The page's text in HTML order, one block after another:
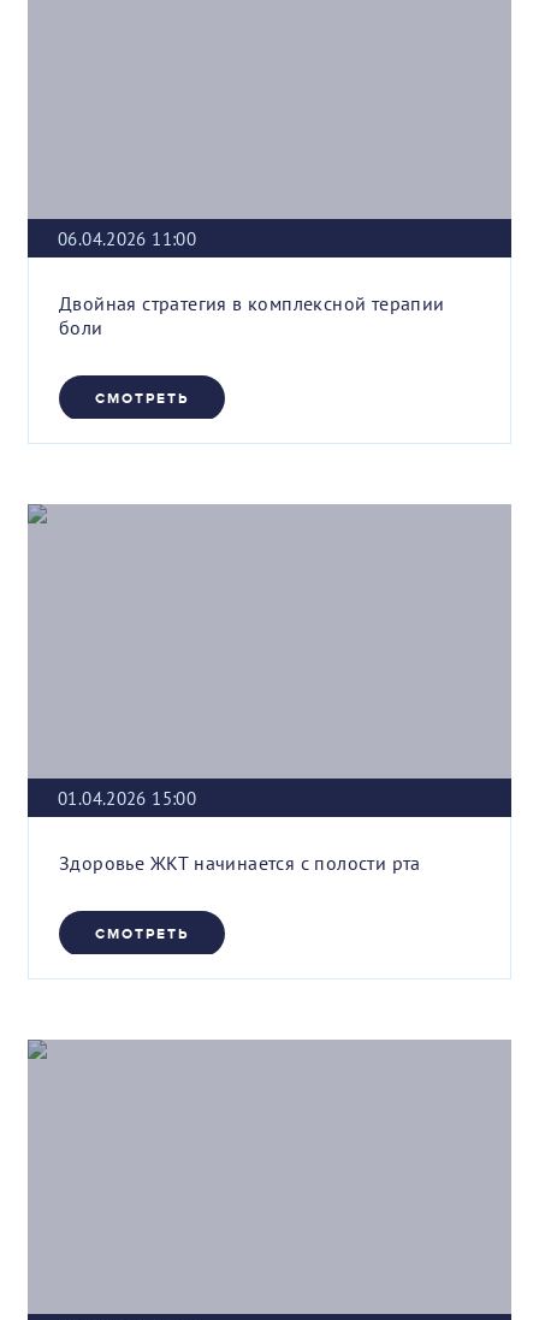
06.04.2026 11:00
Двойная стратегия в комплексной терапии
боли
СМОТРЕТЬ
01.04.2026 15:00
Здоровье ЖКТ начинается с полости рта
СМОТРЕТЬ